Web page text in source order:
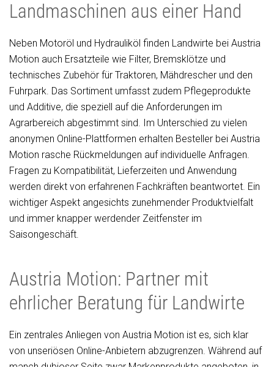
Landmaschinen aus einer Hand
Neben Motoröl und Hydrauliköl finden Landwirte bei Austria
Motion auch Ersatzteile wie Filter, Bremsklötze und
technisches Zubehör für Traktoren, Mähdrescher und den
Fuhrpark. Das Sortiment umfasst zudem Pflegeprodukte
und Additive, die speziell auf die Anforderungen im
Agrarbereich abgestimmt sind. Im Unterschied zu vielen
anonymen Online-Plattformen erhalten Besteller bei Austria
Motion rasche Rückmeldungen auf individuelle Anfragen.
Fragen zu Kompatibilität, Lieferzeiten und Anwendung
werden direkt von erfahrenen Fachkräften beantwortet. Ein
wichtiger Aspekt angesichts zunehmender Produktvielfalt
und immer knapper werdender Zeitfenster im
Saisongeschäft.
Austria Motion: Partner mit
ehrlicher Beratung für Landwirte
Ein zentrales Anliegen von Austria Motion ist es, sich klar
von unseriösen Online-Anbietern abzugrenzen. Während auf